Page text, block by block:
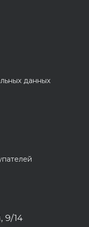
данных
9/14